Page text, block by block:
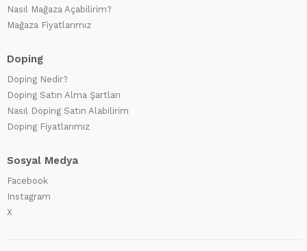
Nasıl Mağaza Açabilirim?
Mağaza Fiyatlarımız
Doping
Doping Nedir?
Doping Satın Alma Şartları
Nasıl Doping Satın Alabilirim
Doping Fiyatlarımız
Sosyal Medya
Facebook
Instagram
X